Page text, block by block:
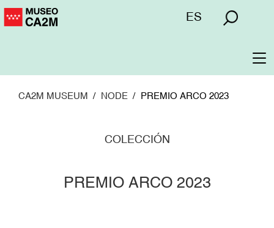
Skip
to
Menú
ES
CA2M MUSEUM NODE PREMIO ARCO 2023
COLECCIÓN
PREMIO ARCO 2023